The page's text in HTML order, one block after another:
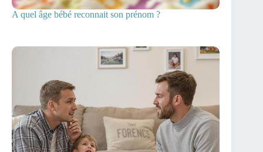
A quel âge bébé reconnait son prénom ?